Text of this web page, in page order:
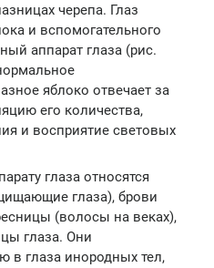
черепа. Глаз
и вспомогательного
аппарат глаза (рис.
яблоко отвечает за
его количества,
и восприятие световых
глаза относятся
глаза), брови
(волосы на веках),
глаза. Они
в глаза инородных тел,